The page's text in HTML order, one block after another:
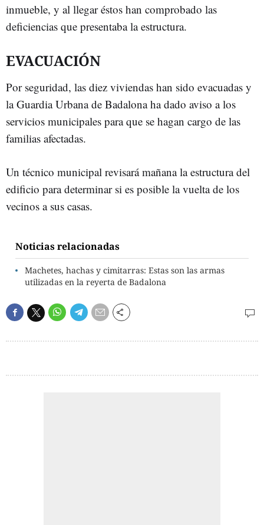
inmueble, y al llegar éstos han comprobado las
deficiencias que presentaba la estructura.
EVACUACIÓN
Por seguridad, las diez viviendas han sido evacuadas y
la Guardia Urbana de Badalona ha dado aviso a los
servicios municipales para que se hagan cargo de las
familias afectadas.
Un técnico municipal revisará mañana la estructura del
edificio para determinar si es posible la vuelta de los
vecinos a sus casas.
Noticias relacionadas
Machetes, hachas y cimitarras: Estas son las armas
utilizadas en la reyerta de Badalona